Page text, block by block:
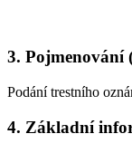
3. Pojmenování
Podání trestního
4. Základní